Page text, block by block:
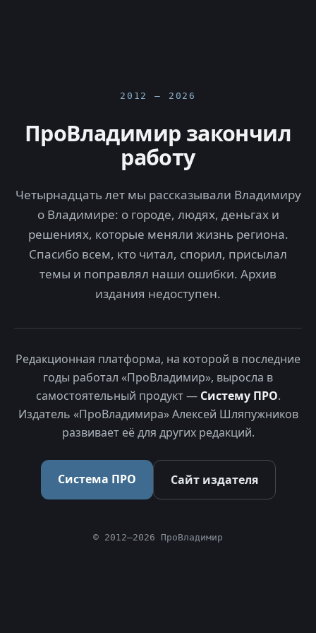
2012 — 2026
ПроВладимир закончил
работу
Четырнадцать лет мы рассказывали Владимиру
о Владимире: о городе, людях, деньгах и
решениях, которые меняли жизнь региона.
Спасибо всем, кто читал, спорил, присылал
темы и поправлял наши ошибки. Архив
издания недоступен.
Редакционная платформа, на которой в последние
годы работал «ПроВладимир», выросла в
самостоятельный продукт — Систему ПРО.
Издатель «ПроВладимира» Алексей Шляпужников
развивает её для других редакций.
Система ПРО Сайт издателя
© 2012–2026 ПроВладимир